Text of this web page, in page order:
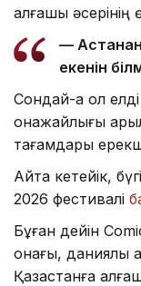
алғашқы
—
екенін
Сондай-ақ ол
қонақжайлығы
тағамдары
Айта кетейік,
2026 фестивалі
Бұған дейін
қонағы,
Қазақстанға